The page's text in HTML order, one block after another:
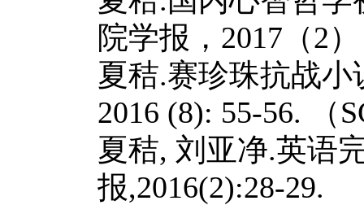
院学报， 2017 （2
夏秸.赛珍珠抗战小
2016 (8): 55-56.
（
夏秸, 刘亚净.英语
报,2016(2):28-29.